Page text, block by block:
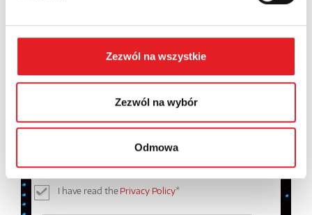
Zezwól na wszystkie
Zezwól na wybór
Odmowa
Relpol S.A. More information on the processing of
I have read thePrivacy Policy*